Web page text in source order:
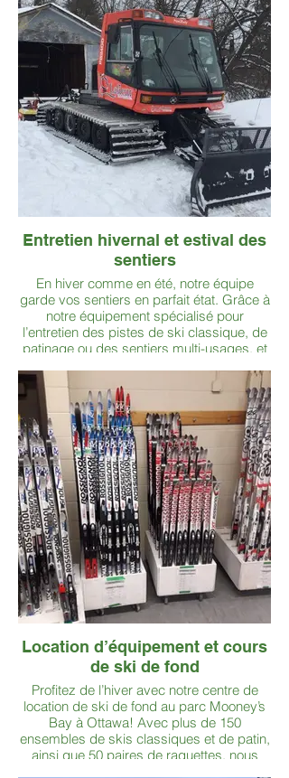
Entretien hivernal et estival des
sentiers
En hiver comme en été, notre équipe
garde vos sentiers en parfait état. Grâce à
notre équipement spécialisé pour
l’entretien des pistes de ski classique, de
patinage ou des sentiers multi-usages, et
végétation et en prévention de l’érosion,
nous assurons des parcours sécuritaires
et agréables toute l’année.
Location d’équipement et cours
de ski de fond
Profitez de l’hiver avec notre centre de
location de ski de fond au parc Mooney’s
Bay à Ottawa! Avec plus de 150
ensembles de skis classiques et de patin,
ainsi que 50 paires de raquettes, nous